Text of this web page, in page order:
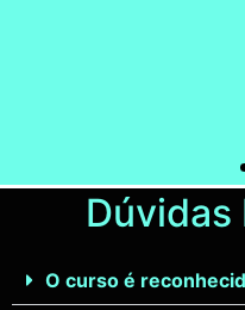
PÓS-
Dúvidas
O curso é